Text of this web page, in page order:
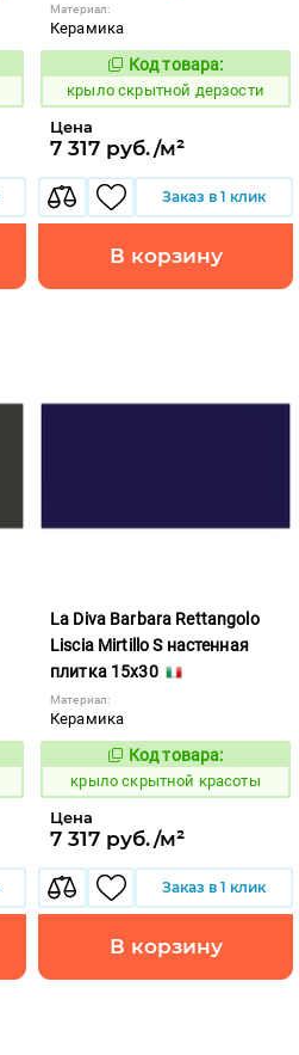
Материал:
Керамика
839395
Код товара:
крыло скрытной дерзости
Цена
7 317 руб./м²
Заказ в 1 клик
В корзину
La Diva Barbara Rettangolo
Liscia Mirtillo S настенная
плитка 15x30
Материал:
Керамика
839415
Код товара:
крыло скрытной красоты
Цена
7 317 руб./м²
Заказ в 1 клик
В корзину